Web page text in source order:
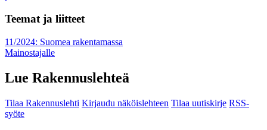
Teemat ja liitteet
11/2024: Suomea rakentamassa
Mainostajalle
Lue Rakennuslehteä
Tilaa Rakennuslehti Kirjaudu näköislehteen Tilaa uutiskirje RSS-
syöte